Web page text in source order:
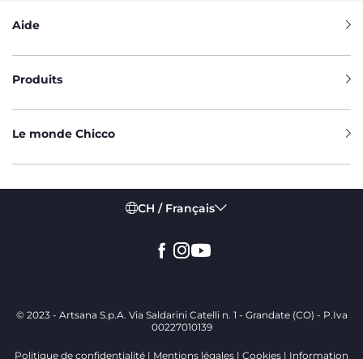
Aide
Produits
Le monde Chicco
CH / Français
© 2023 - Artsana S.p.A. Via Saldarini Catelli n. 1 - Grandate (CO) - P.Iva
00227010139
Politique de confidentialité Mentions légales Cookies Information